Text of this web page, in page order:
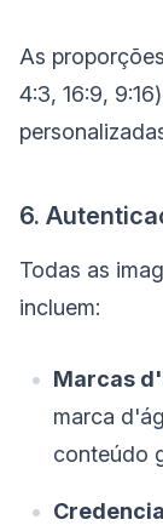
As
4:3, 16:9,
6.
Todas as
incluem:
Marcas
marca
conteúdo